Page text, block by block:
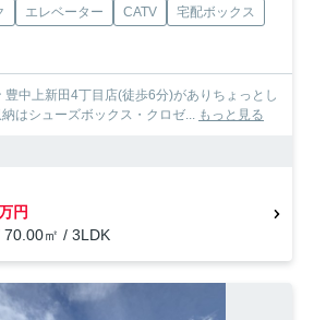
エレベーター CATV
宅配ボックス
中上新田4丁目店(徒歩6分)がありちょっとし
はシューズボックス・クロゼ... もっと見る
円
70.00㎡ / 3LDK